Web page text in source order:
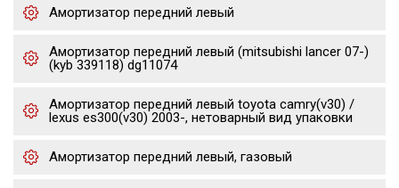
Амортизатор передний левый
Амортизатор передний левый (mitsubishi lancer 07-)
(kyb 339118) dg11074
Амортизатор передний левый toyota camry(v30) /
lexus es300(v30) 2003-, нетоварный вид упаковки
Амортизатор передний левый, газовый